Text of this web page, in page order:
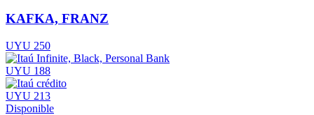
KAFKA, FRANZ
UYU 250
UYU 188
UYU 213
Disponible